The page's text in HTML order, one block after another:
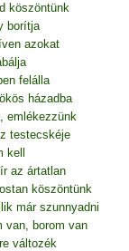
köszöntünk
borítja
azokat
felálla
házadba
emlékezzünk
testecskéje
kell
az ártatlan
köszöntünk
már szunnyadni
van, borom van
változék